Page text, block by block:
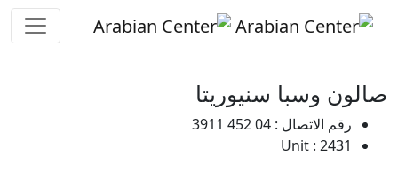
Skip to main content
صالون وسبا سنيوريتا
رقم الاتصال : 04 452 3911
Unit : 2431